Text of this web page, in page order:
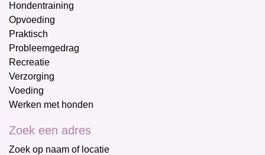
Hondentraining
Opvoeding
Praktisch
Probleemgedrag
Recreatie
Verzorging
Voeding
Werken met honden
Zoek een adres
Zoek op naam of locatie